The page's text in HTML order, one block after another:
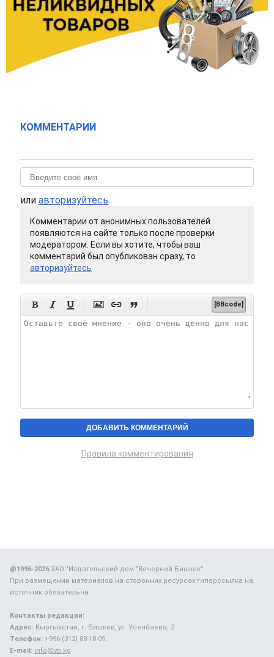
КОММЕНТАРИИ
или авторизуйтесь
Комментарии от анонимных пользователей
появляются на сайте только после проверки
модератором. Если вы хотите, чтобы ваш
комментарий был опубликован сразу, то
авторизуйтесь
      [BBcode]
Правила комментирования
@1996-2026ЗАО "Издательский дом "Вечерний Бишкек"
При размещении материалов на сторонних ресурсах гиперссылка на
источник обязательна.
Контакты редакции:
Адрес: Кыргызстан, г. Бишкек, ул. Усенбаева, 2.
Телефон: +996 (312) 88-18-09.
E-mail: info@vb.kg